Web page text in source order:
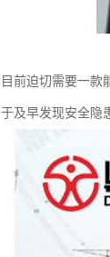
目前迫切需要一款
于及早发现安全隐